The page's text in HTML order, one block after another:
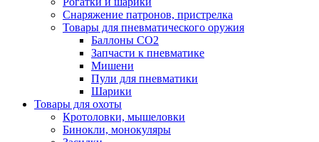
Снаряжение патронов, пристрелка
Товары для пневматического оружия
Баллоны СО2
Запчасти к пневматике
Мишени
Пули для пневматики
Шарики
Товары для охоты
Кротоловки, мышеловки
Бинокли, монокуляры